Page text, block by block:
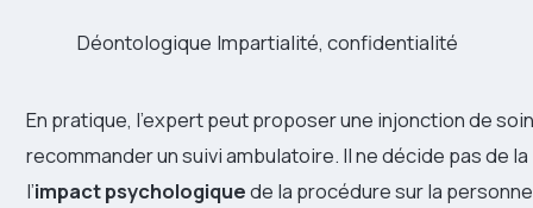
Déontologique Impartialité, confidentialité
En pratique, l’expert peut proposer une injonction de
recommander un suivi ambulatoire. Il ne décide pas de
l’impact psychologiquede la procédure sur la